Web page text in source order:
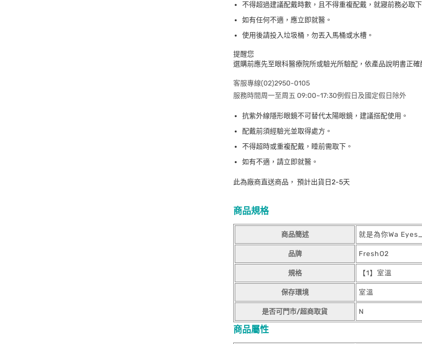
不得超過建議配戴時數，且不得重複配戴，就寢前務必取下
如有任何不適，應立即就醫。
使用後請投入垃圾桶，勿丟入馬桶或水槽。
提醒您
選購前應先至眼科醫療院所或驗光所驗配，依產品說明書正確
客服專線(02)2950-0105
服務時間周一至周五 09:00~17:30例假日及國定假日除外
抗紫外線隱形眼鏡不可替代太陽眼鏡，建議搭配使用。
配戴前須經驗光並取得處方。
不得超時或重複配戴，睡前需取下。
如有不適，請立即就醫。
此為廠商直送商品， 預計出貨日2-5天
商品規格
商品簡述 就是為你Wa
品牌 FreshO2
規格 【1】室溫
保存環境 室溫
是否可門市/超商取貨 N
商品屬性